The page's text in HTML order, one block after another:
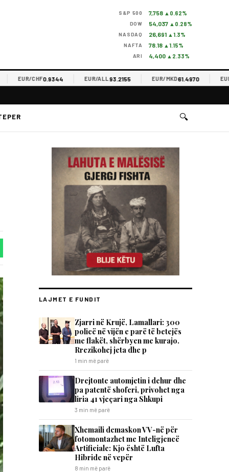
S&P 500 7,758 ▲0.62%
DOW 54,037 ▲0.28%
NASDAQ 26,691 ▲1.3%
NAFTA 78.18 ▲1.15%
ARI 4,400 ▲2.33%
EUR/CHF0.9344 EUR/ALL93.2155 EUR/MKD61.4970 EUR/RSD
🔍
LAJMET E FUNDIT
Zjarri në Krujë, Lamallari: 300
policë në vijën e parë të betejës
me flakët, shërbyen me kurajo.
Rrezikohej jeta dhe p
1 min më parë
Drejtonte automjetin i dehur dhe
pa patentë shoferi, privohet nga
liria 41 vjeçari nga Shkupi
3 min më parë
Xhemaili demaskon VV-në për
fotomontazhet me Inteligjencë
Artificiale: Kjo është Lufta
Hibride në vepër
8 min më parë